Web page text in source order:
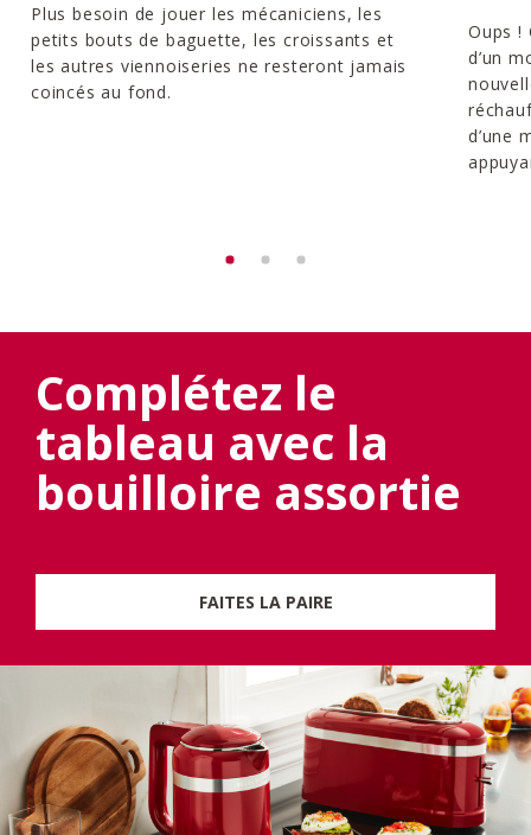
Plus besoin de jouer les mécaniciens, les
petits bouts de baguette, les croissants et
les autres viennoiseries ne resteront jamais
coincés au fond.
Oups !
d’un
d’une
Complétez le
tableau avec la
bouilloire assortie
FAITES LA PAIRE